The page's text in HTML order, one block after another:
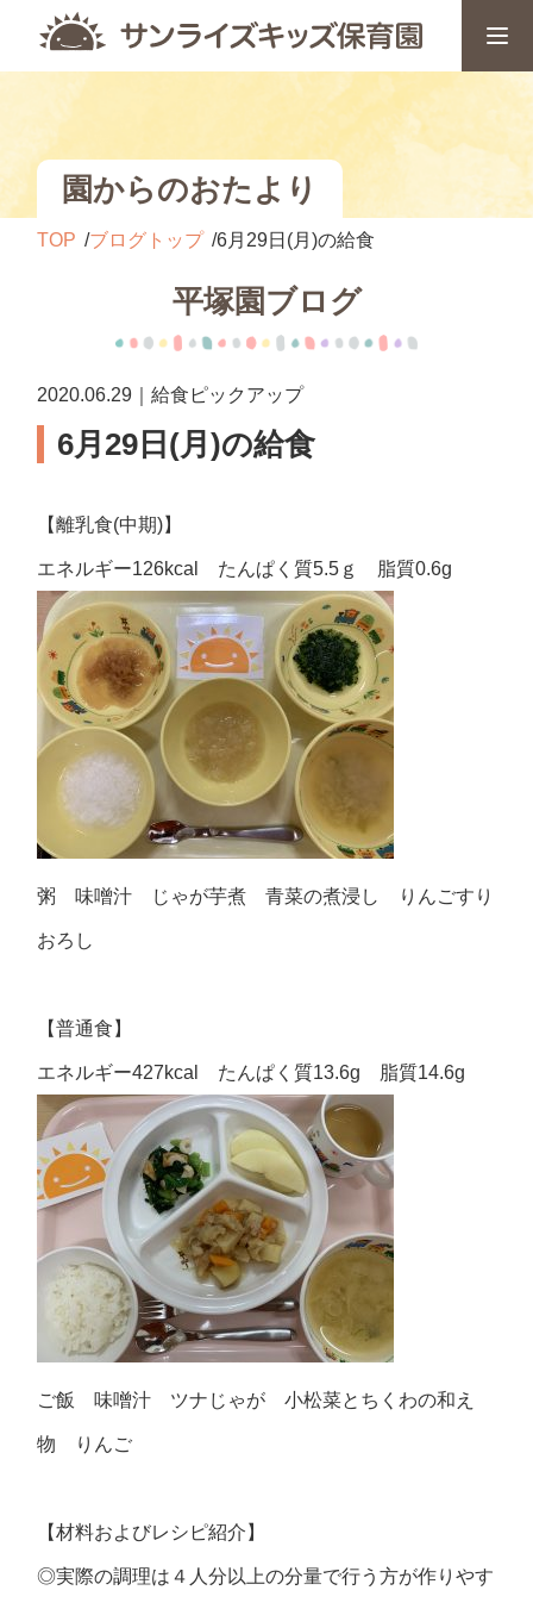
園からのおたより
TOP ブログトップ 6月29日(月)の給食
平塚園ブログ
2020.06.29｜給食ピックアップ
6月29日(月)の給食
【離乳食(中期)】
エネルギー126kcal たんぱく質5.5ｇ 脂質0.6g
粥 味噌汁 じゃが芋煮 青菜の煮浸し りんごすり
おろし
【普通食】
エネルギー427kcal たんぱく質13.6g 脂質14.6g
ご飯 味噌汁 ツナじゃが 小松菜とちくわの和え
物 りんご
【材料およびレシピ紹介】
◎実際の調理は４人分以上の分量で行う方が作りやす